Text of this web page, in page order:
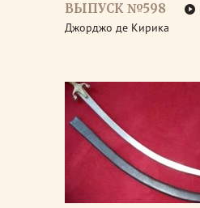
ВЫПУСК №598
Джорджо де Кирика